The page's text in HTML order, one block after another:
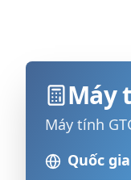
Máy
Máy tính
Quốc gia